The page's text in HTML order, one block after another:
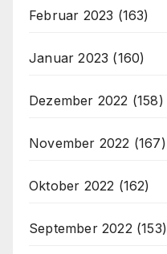
Februar 2023 (163)
Januar 2023 (160)
Dezember 2022 (158)
November 2022 (167)
Oktober 2022 (162)
September 2022 (153)